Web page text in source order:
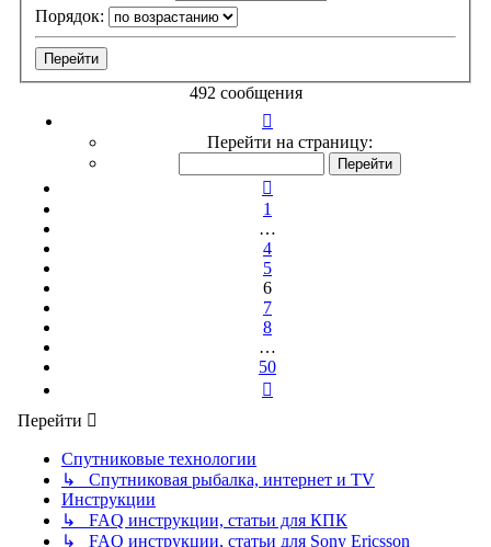
Порядок:
492 сообщения
6
из
50
Перейти на страницу:
1
…
4
5
6
7
8
…
50
Перейти
Спутниковые технологии
↳ Спутниковая рыбалка, интернет и TV
Инструкции
↳ FAQ инструкции, статьи для КПК
↳ FAQ инструкции, статьи для Sony Ericsson